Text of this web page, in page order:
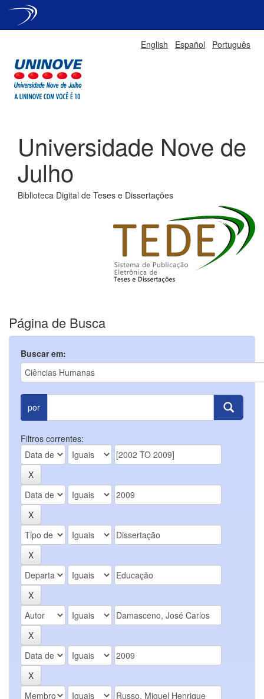
English Español Português
Universidade Nove de
Julho
Biblioteca Digital de Teses e Dissertações
Página de Busca
Buscar em:
por
Filtros correntes: